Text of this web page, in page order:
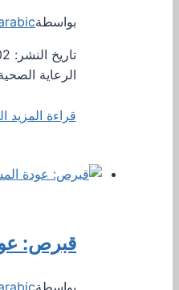
بواسطة
الرعاية
قراءة المزيد
قبرص: